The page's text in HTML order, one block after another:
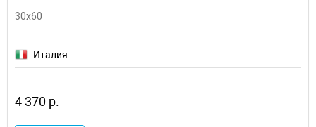
30x60
Италия
4 370 р.